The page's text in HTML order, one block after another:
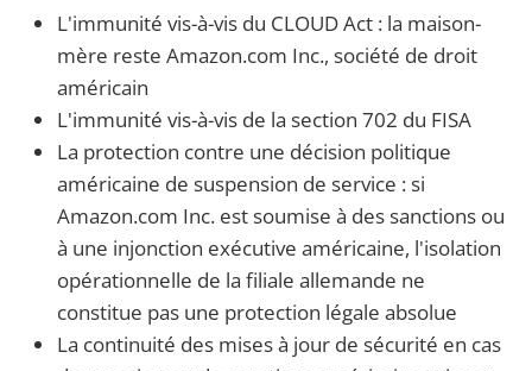
L'immunité vis-à-vis du CLOUD Act : la maison-
mère reste Amazon.com Inc., société de droit
américain
L'immunité vis-à-vis de la section 702 du FISA
La protection contre une décision politique
américaine de suspension de service : si
Amazon.com Inc. est soumise à des sanctions ou
à une injonction exécutive américaine, l'isolation
opérationnelle de la filiale allemande ne
constitue pas une protection légale absolue
La continuité des mises à jour de sécurité en cas